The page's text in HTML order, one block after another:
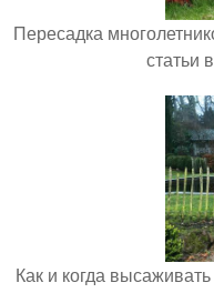
Пересадка
статьи
Как и когда